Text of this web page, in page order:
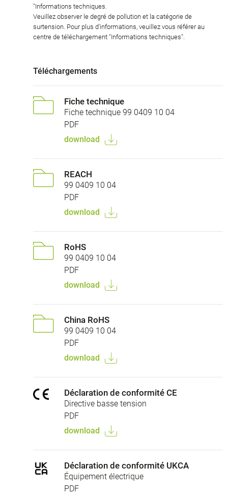
"Informations techniques.
Veuillez observer le degré de pollution et la catégorie de
surtension. Pour plus d'informations, veuillez vous référer au
centre de téléchargement "Informations techniques".
Téléchargements
Fiche technique
Fiche technique 99 0409 10 04
PDF
download
REACH
99 0409 10 04
PDF
download
RoHS
99 0409 10 04
PDF
download
China RoHS
99 0409 10 04
PDF
download
Déclaration de conformité CE
Directive basse tension
PDF
download
Déclaration de conformité UKCA
Équipement électrique
PDF